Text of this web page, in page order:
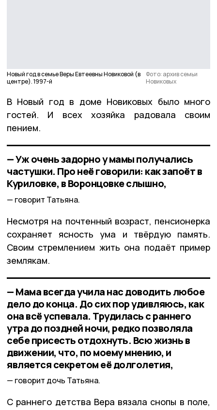
Новый год в семье Веры Евтеевны Новиковой (в
центре). 1997-й
Фото: архив семьи
Новиковых
В Новый год в доме Новиковых было много
гостей. И всех хозяйка радовала своим
пением.
— Уж очень задорно у мамы получались
частушки. Про неё говорили: как запоёт в
Куриловке, в Воронцовке слышно,
говорит Татьяна.
Несмотря на почтенный возраст, пенсионерка
сохраняет ясность ума и твёрдую память.
Своим стремлением жить она подаёт пример
землякам.
— Мама всегда учила нас доводить любое
дело до конца. До сих пор удивляюсь, как
она всё успевала. Трудилась с раннего
утра до поздней ночи, редко позволяла
себе присесть отдохнуть. Всю жизнь в
движении, что, по моему мнению, и
является секретом её долголетия,
говорит дочь Татьяна.
С раннего детства Вера вязала снопы в поле,